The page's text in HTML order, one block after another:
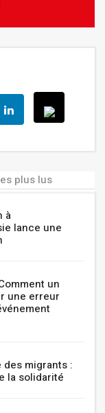
plus lus
à
lance une
un
une erreur
migrants :
la solidarité